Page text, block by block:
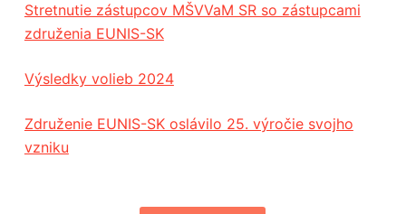
Stretnutie zástupcov MŠVVaM SR so zástupcami
združenia EUNIS-SK
Výsledky volieb 2024
Združenie EUNIS-SK oslávilo 25. výročie svojho
vzniku